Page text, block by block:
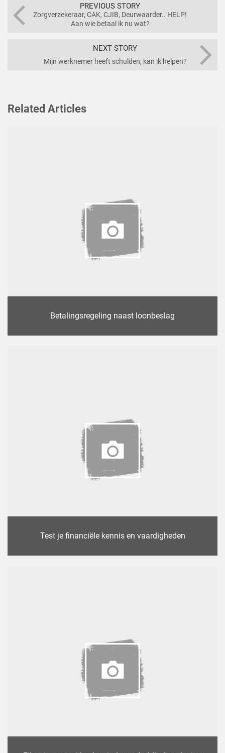
PREVIOUS STORY
Zorgverzekeraar, CAK, CJIB, Deurwaarder.. HELP!
Aan wie betaal ik nu wat?
NEXT STORY
Mijn werknemer heeft schulden, kan ik helpen?
Related Articles
Betalingsregeling naast loonbeslag
Test je financiële kennis en vaardigheden